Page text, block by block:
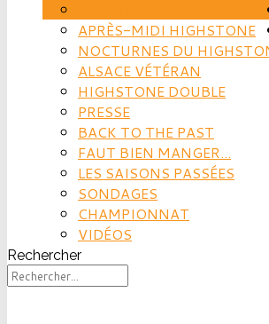
APRÈS-MIDI HIGHSTONE
NOCTURNES DU
ALSACE VÉTÉRAN
HIGHSTONE DOUBLE
PRESSE
BACK TO THE PAST
FAUT BIEN MANGER...
LES SAISONS PASSÉES
SONDAGES
CHAMPIONNAT
VIDÉOS
Rechercher